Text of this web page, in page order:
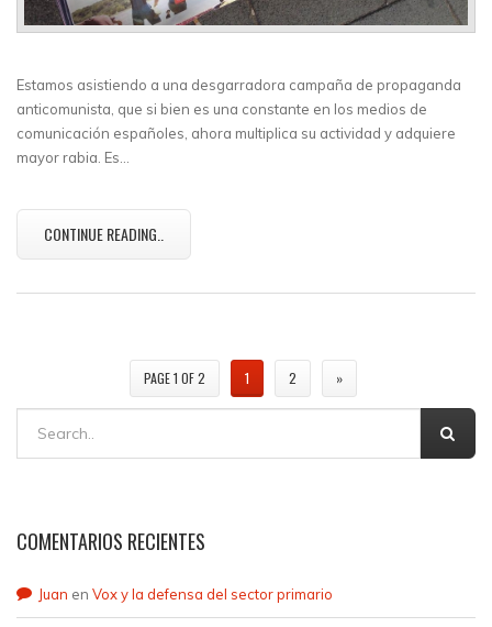
Estamos asistiendo a una desgarradora campaña de propaganda
anticomunista, que si bien es una constante en los medios de
comunicación españoles, ahora multiplica su actividad y adquiere
mayor rabia. Es…
CONTINUE READING..
PAGE 1 OF 2 1 2 »
COMENTARIOS RECIENTES
Juan en Vox y la defensa del sector primario